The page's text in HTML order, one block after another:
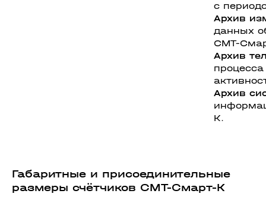
с
Архив
данных
СМТ-
Архив
Архив
К.
Габаритные и присоединительные
размеры счётчиков СМТ-Смарт-К